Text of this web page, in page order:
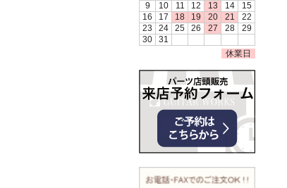
9
10 11 12 13 14
15
16
17 18 19 20 21
22
23
24 25 26 27 28
29
30
31
休業日